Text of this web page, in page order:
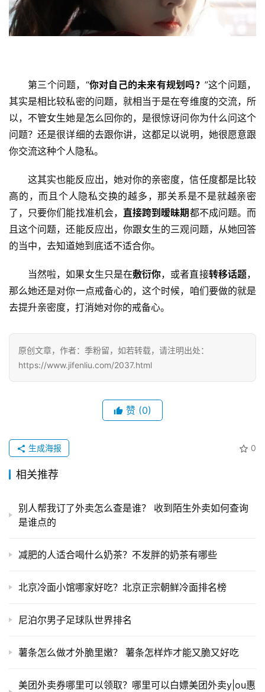
|
同
城
|
车
免
卡
第三个问题，“你对自己的未来有规划吗？ ”这个问题，
其实是相比较私密的问题，就相当于是在夸维度的交流，所
以，不管女生她是怎么回你的，是很惊讶问你为什么问这个
问题？还是很详细的去跟你讲，这都足以说明，她很愿意跟
你交流这种个人隐私。
这其实也能反应出，她对你的亲密度，信任度都是比较
高的，而且个人隐私交换的越多，那关系是不是就越亲密
了，只要你们能找准机会， 直接跨到暧昧期都不成问题。而
且这个问题，还能反应出，你跟女生的三观问题，从她回答
的当中，去知道她到底适不适合你。
当然啦，如果女生只是在敷衍你，或者直接转移话题，
那么她还是对你一点戒备心的，这个时候，咱们要做的就是
去提升亲密度，打消她对你的戒备心。
原创文章，作者：季粉留，如若转载，请注明出处：
https://www.jifenliu.com/2037.html
赞 (0)
0
生成海报
相关推荐
别人帮我订了外卖怎么查是谁？ 收到陌生外卖如何查询
是谁点的
减肥的人适合喝什么奶茶？不发胖的奶茶有哪些
北京冷面小馆哪家好吃？北京正宗朝鲜冷面排名榜
尼泊尔男子足球队世界排名
薯条怎么做才外脆里嫩？ 薯条怎样炸才能又脆又好吃
美团外卖券哪里可以领取？哪里可以白嫖美团外卖y|ou惠